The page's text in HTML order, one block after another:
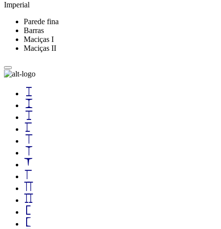
Imperial
Parede fina
Barras
Maciças I
Maciças II